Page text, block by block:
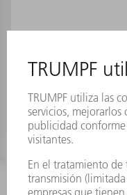
Referencia: 1671914